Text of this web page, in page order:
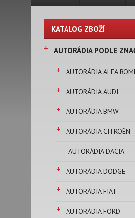
KATALOG ZBOŽÍ
+ AUTORÁDIA PODLE
+ AUTORÁDIA ALFA
+ AUTORÁDIA AUDI
+ AUTORÁDIA BMW
+ AUTORÁDIA CITROËN
AUTORÁDIA DACIA
+ AUTORÁDIA DODGE
+ AUTORÁDIA FIAT
+ AUTORÁDIA FORD